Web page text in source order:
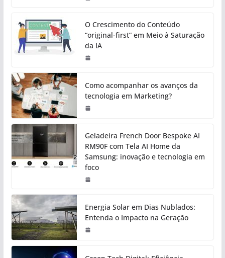
O Crescimento do Conteúdo
“original-first” em Meio à Saturação
da IA
Como acompanhar os avanços da
tecnologia em Marketing?
Geladeira French Door Bespoke AI
RM90F com Tela AI Home da
Samsung: inovação e tecnologia em
foco
Energia Solar em Dias Nublados:
Entenda o Impacto na Geração